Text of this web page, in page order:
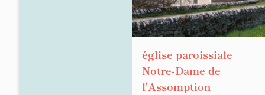
église paroissiale
Notre-Dame de
l'Assomption